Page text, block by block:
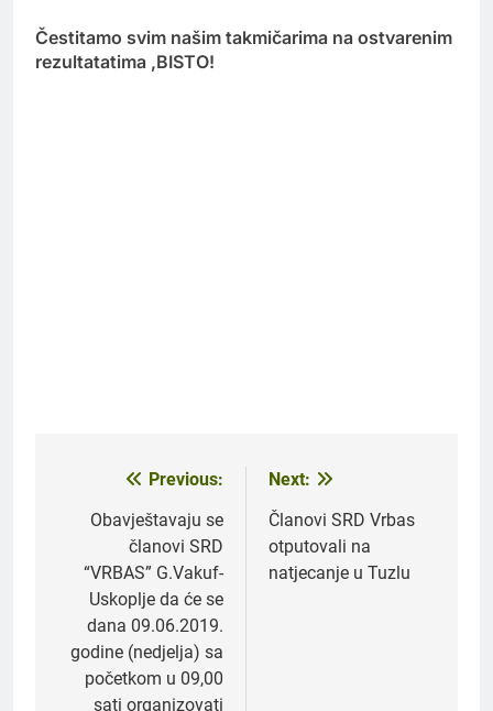
Čestitamo svim našim takmičarima na ostvarenim
rezultatatima ,BISTO!
Navigacija
članaka
Previous:
Obavještavaju se
članovi SRD
“VRBAS” G.Vakuf-
Uskoplje da će se
dana 09.06.2019.
godine (nedjelja) sa
početkom u 09,00
sati organizovati
Next:
Članovi SRD Vrbas
otputovali na
natjecanje u Tuzlu